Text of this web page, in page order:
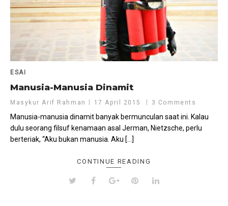
ESAI
Manusia-Manusia Dinamit
Masykur Arif Rahman 17 April 2015 3 Comments
Manusia-manusia dinamit banyak bermunculan saat ini. Kalau
dulu seorang filsuf kenamaan asal Jerman, Nietzsche, perlu
berteriak, “Aku bukan manusia. Aku […]
CONTINUE READING